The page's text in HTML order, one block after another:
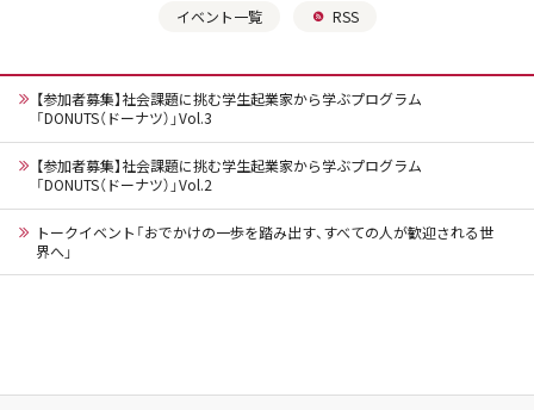
イベント一覧 RSS
【参加者募集】社会課題に挑む学生起業家から学ぶプログラム
「DONUTS（ドーナツ）」Vol.3
【参加者募集】社会課題に挑む学生起業家から学ぶプログラム
「DONUTS（ドーナツ）」Vol.2
トークイベント「おでかけの一歩を踏み出す、すべての人が歓迎される世
界へ」